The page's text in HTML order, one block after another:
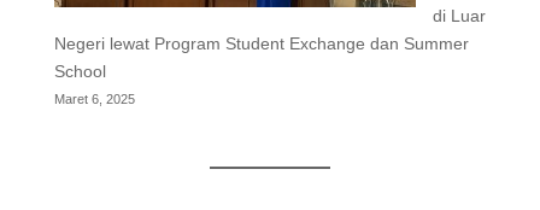
di Luar
Negeri lewat Program Student Exchange dan Summer
School
Maret 6, 2025